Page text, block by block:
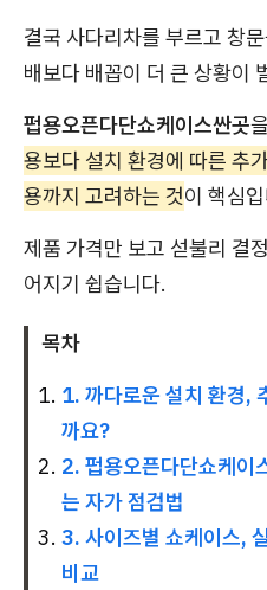
결국 사다리차를 부르고 창
배보다 배꼽이 더 큰 상황이
펍용오픈다단쇼케이스싼곳
용보다 설치 환경에 따른 추
용까지 고려하는 것이 핵심
제품 가격만 보고 섣불리 결
어지기 쉽습니다.
목차
1. 까다로운 설치 환경,
까요?
2. 펍용오픈다단쇼케이
는 자가 점검법
3. 사이즈별 쇼케이스,
비교